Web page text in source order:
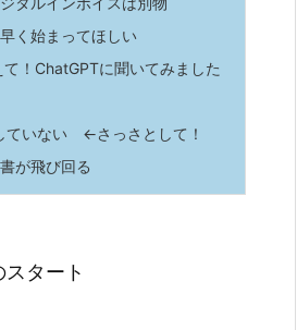
く始まってほしい
！ChatGPTに聞いてみました
ていない ←さっさとして！
が飛び回る
タート